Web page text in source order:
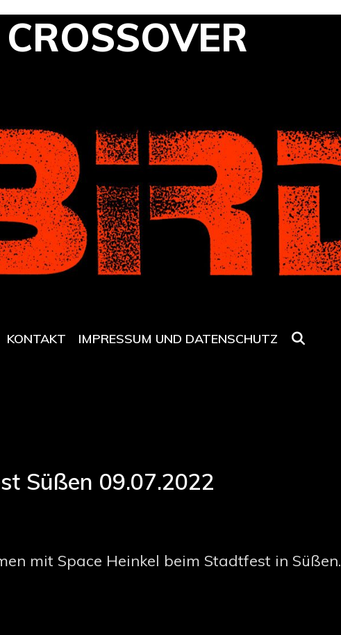
KONTAKT IMPRESSUM UND DATENSCHUTZ
Süßen 09.07.2022
mit Space Heinkel beim Stadtfest in Süßen.